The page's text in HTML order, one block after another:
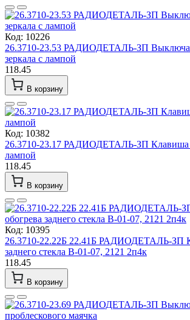
Код: 10226
26.3710-23.53 РАДИОДЕТАЛЬ-ЗП
зеркала с лампой
118.45
В корзину
Код: 10382
26.3710-23.17 РАДИОДЕТАЛЬ-ЗП Клавиша
лампой
118.45
В корзину
Код: 10395
26.3710-22.22Б 22.41Б РАДИОДЕТАЛЬ-ЗП
заднего стекла В-01-07, 2121 2п4к
118.45
В корзину